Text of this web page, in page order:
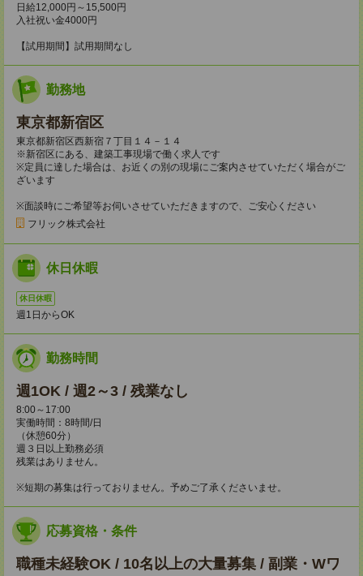
日給12,000円～15,500円
入社祝い金4000円
【試用期間】試用期間なし
勤務地
東京都新宿区
東京都新宿区西新宿７丁目１４－１４
※新宿区にある、建築工事現場で働く求人です
※定員に達した場合は、お近くの別の現場にご案内させていただく場合がご
ざいます
※面談時にご希望等お伺いさせていただきますので、ご安心ください
フリック株式会社
休日休暇
休日休暇
週1日からOK
勤務時間
週1OK / 週2～3 / 残業なし
8:00～17:00
実働時間：8時間/日
（休憩60分）
週３日以上勤務必須
残業はありません。
※短期の募集は行っておりません。予めご了承くださいませ。
応募資格・条件
職種未経験OK / 10名以上の大量募集 / 副業・Wワ